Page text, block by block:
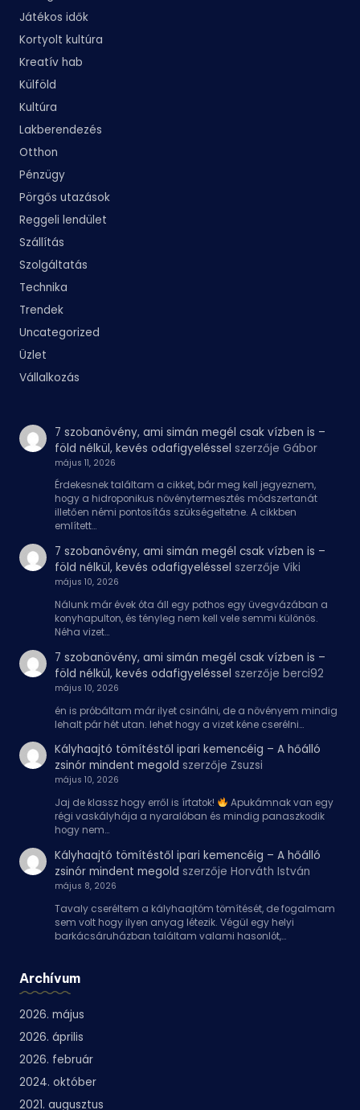
Játékos idők
Kortyolt kultúra
Kreatív hab
Külföld
Kultúra
Lakberendezés
Otthon
Pénzügy
Pörgős utazások
Reggeli lendület
Szállítás
Szolgáltatás
Technika
Trendek
Uncategorized
Üzlet
Vállalkozás
7 szobanövény, ami simán megél csak vízben is –
föld nélkül, kevés odafigyeléssel szerzőjeGábor
május 11, 2026
Érdekesnek találtam a cikket, bár meg kell jegyeznem,
hogy a hidroponikus növénytermesztés módszertanát
illetően némi pontosítás szükségeltetne. A cikkben
említett…
7 szobanövény, ami simán megél csak vízben is –
föld nélkül, kevés odafigyeléssel szerzőjeViki
május 10, 2026
Nálunk már évek óta áll egy pothos egy üvegvázában a
konyhapulton, és tényleg nem kell vele semmi különös.
Néha vizet…
7 szobanövény, ami simán megél csak vízben is –
föld nélkül, kevés odafigyeléssel szerzőjeberci92
május 10, 2026
én is próbáltam már ilyet csinálni, de a növényem mindig
lehalt pár hét utan. lehet hogy a vizet kéne cserélni…
Kályhaajtó tömítéstől ipari kemencéig – A hőálló
zsinór mindent megold szerzője Zsuzsi
május 10, 2026
Jaj de klassz hogy erről is írtatok!
Apukámnak van egy
régi vaskályhája a nyaralóban és mindig panaszkodik
hogy nem…
Kályhaajtó tömítéstől ipari kemencéig – A hőálló
zsinór mindent megold szerzőjeHorváth István
május 8, 2026
Tavaly cseréltem a kályhaajtóm tömítését, de fogalmam
sem volt hogy ilyen anyag létezik. Végül egy helyi
barkácsáruházban találtam valami hasonlót,…
Archívum
2026. május
2026. április
2026. február
2024. október
2021. augusztus